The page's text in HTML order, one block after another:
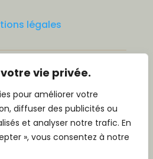
vie privée.
pour améliorer votre
diffuser des publicités ou
et analyser notre trafic. En
», vous consentez à notre
légales
psychologue 2026 |
Shakhmameteva